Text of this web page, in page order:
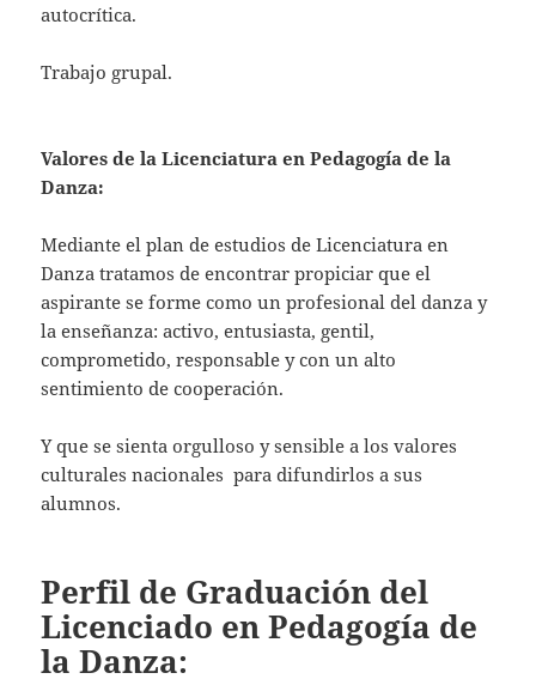
autocrítica.
Trabajo grupal.
Valores de laLicenciatura en Pedagogía de la
Danza:
Mediante el plan de estudios de Licenciatura en
Danza tratamos de encontrar propiciar que el
aspirante se forme como un profesional del danza y
la enseñanza: activo, entusiasta, gentil,
comprometido, responsable y con un alto
sentimiento de cooperación.
Y que se sienta orgulloso y sensible a los valores
culturales nacionales para difundirlos a sus
alumnos.
Perfil de Graduación del
Licenciado en Pedagogía de
la Danza: